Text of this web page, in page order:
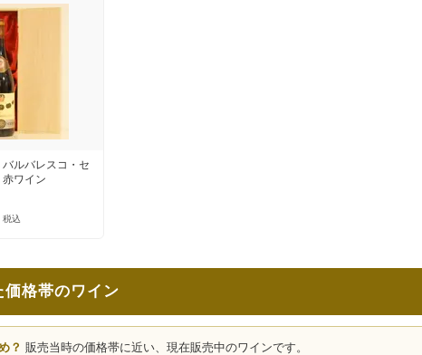
バルバレスコ・セ
赤ワイン
税込
価格帯のワイン
？ 販売当時の価格帯に近い、現在販売中のワインです。